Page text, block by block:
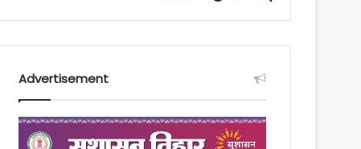
Advertisement